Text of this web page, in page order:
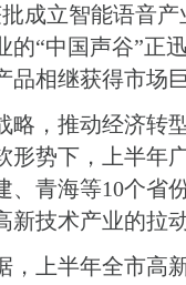
立智能语音产
的“中国声谷”正
品相继获得市场
，推动经济转
形势下，上半年
、青海等10个省
新技术产业的拉
上半年全市高